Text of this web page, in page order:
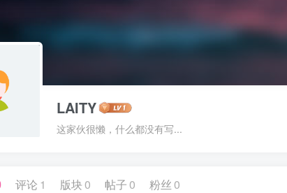
LAITY
这家伙很懒，什么都没有写...
评论 1 版块 0 帖子 0 粉丝 0